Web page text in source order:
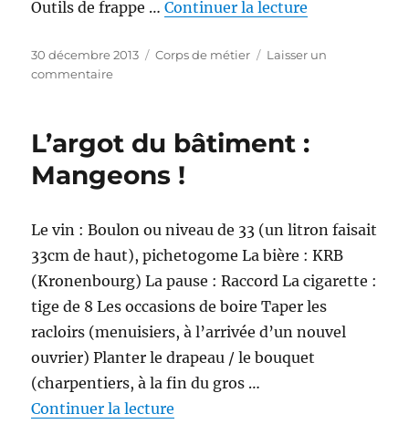
Outils de frappe …Continuer la lecture
Publié
le
30 décembre 2013 Catégories
Corps de métier
Laisser un
commentairesur
bâtiment
:
les
outils
L’argot du bâtiment :
Mangeons !
Le vin : Boulon ou niveau de 33 (un litron faisait
33cm de haut), pichetogome La bière : KRB
(Kronenbourg) La pause : Raccord La cigarette :
tige de 8 Les occasions de boire Taper les
racloirs (menuisiers, à l’arrivée d’un nouvel
ouvrier) Planter le drapeau / le bouquet
(charpentiers, à la fin du gros …
Continuer la lecture